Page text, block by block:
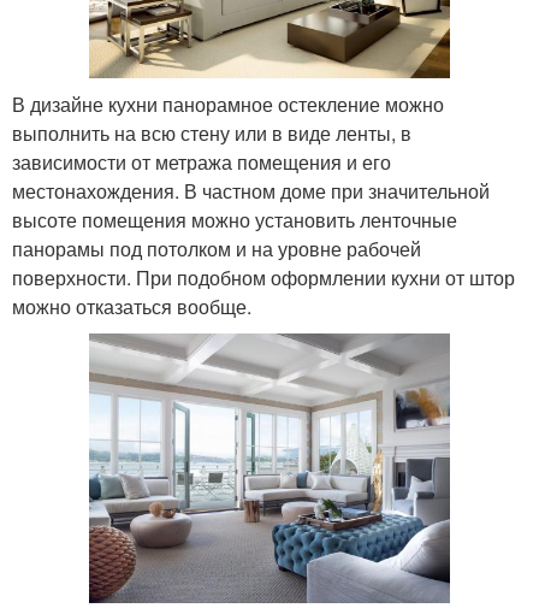
В дизайне кухни панорамное остекление можно
выполнить на всю стену или в виде ленты, в
зависимости от метража помещения и его
местонахождения. В частном доме при значительной
высоте помещения можно установить ленточные
панорамы под потолком и на уровне рабочей
поверхности. При подобном оформлении кухни от штор
можно отказаться вообще.